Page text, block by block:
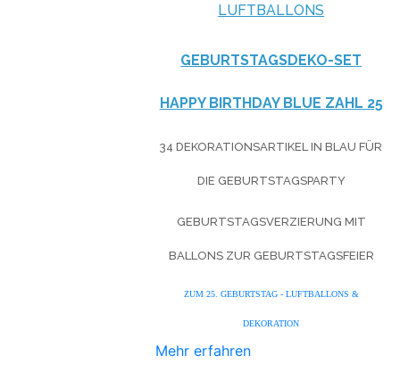
LUFTBALLONS
GEBURTSTAGSDEKO-SET
HAPPY BIRTHDAY BLUE ZAHL 25
34 DEKORATIONSARTIKEL IN BLAU FÜR
DIE GEBURTSTAGSPARTY
GEBURTSTAGSVERZIERUNG MIT
BALLONS ZUR GEBURTSTAGSFEIER
ZUM 25. GEBURTSTAG - LUFTBALLONS &
DEKORATION
Mehr erfahren